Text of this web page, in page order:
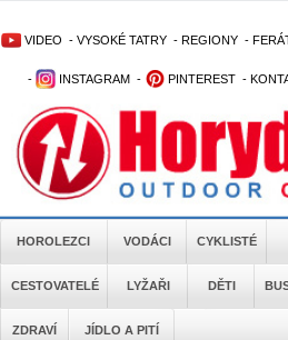
VIDEO - VYSOKÉ TATRY - REGIONY -
- INSTAGRAM - PINTEREST -
HOROLEZCI VODÁCI CYKLISTÉ
CESTOVATELÉ LYŽAŘI DĚTI
ZDRAVÍ JÍDLO A PITÍ